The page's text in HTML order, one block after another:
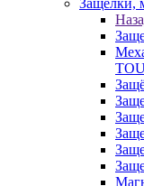
Защелки,